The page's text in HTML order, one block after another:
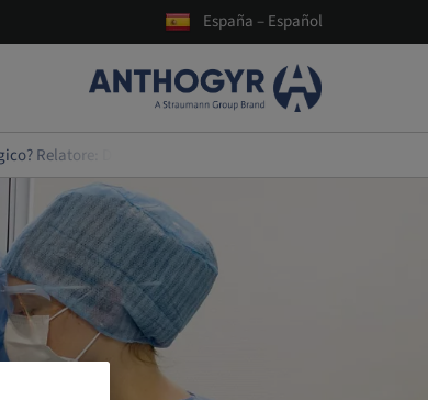
España – Español
Relatore: Dr. Diego Longhin